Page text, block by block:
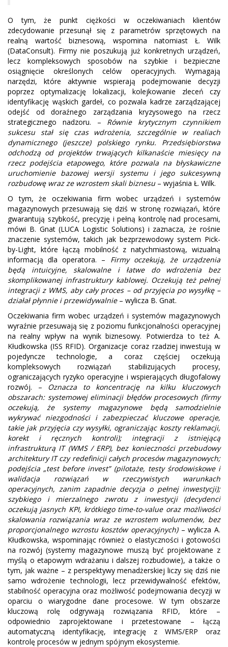
O tym, że punkt ciężkości w oczekiwaniach klientów
zdecydowanie przesunął się z parametrów sprzętowych na
realną wartość biznesową, wspomina natomiast Ł. Wilk
(DataConsult). Firmy nie poszukują już konkretnych urządzeń,
lecz kompleksowych sposobów na szybkie i bezpieczne
osiągnięcie określonych celów operacyjnych. Wymagają
narzędzi, które aktywnie wspierają podejmowanie decyzji
poprzez optymalizację lokalizacji, kolejkowanie zleceń czy
identyfikację wąskich gardeł, co pozwala kadrze zarządzającej
odejść od doraźnego zarządzania kryzysowego na rzecz
strategicznego nadzoru. – Równie krytycznym czynnikiem
sukcesu stał się czas wdrożenia, szczególnie w realiach
dynamicznego (jeszcze) polskiego rynku. Przedsiębiorstwa
odchodzą od projektów trwających kilkanaście miesięcy na
rzecz podejścia etapowego, które pozwala na błyskawiczne
uruchomienie bazowej wersji systemu i jego sukcesywną
rozbudowę wraz ze wzrostem skali biznesu– wyjaśnia Ł. Wilk.
O tym, że oczekiwania firm wobec urządzeń i systemów
magazynowych przesuwają się dziś w stronę rozwiązań, które
gwarantują szybkość, precyzję i pełną kontrolę nad procesami,
mówi B. Gnat (LUCA Logistic Solutions) i zaznacza, że rośnie
znaczenie systemów, takich jak bezprzewodowy system Pick-
by-Light, które łączą mobilność z natychmiastową, wizualną
informacją dla operatora. – Firmy oczekują, że urządzenia
będą intuicyjne, skalowalne i łatwe do wdrożenia bez
skomplikowanej infrastruktury kablowej. Oczekują też pełnej
integracji z WMS, aby cały proces – od przyjęcia po wysyłkę –
działał płynnie i przewidywalnie – wylicza B. Gnat.
Oczekiwania firm wobec urządzeń i systemów magazynowych
wyraźnie przesuwają się z poziomu funkcjonalności operacyjnej
na realny wpływ na wynik biznesowy. Potwierdza to też A.
Kłudkowska (ISS RFID). Organizacje coraz rzadziej inwestują w
pojedyncze technologie, a coraz częściej oczekują
kompleksowych rozwiązań stabilizujących procesy,
ograniczających ryzyko operacyjne i wspierających długofalowy
rozwój. – Oznacza to koncentrację na kilku kluczowych
obszarach: systemowej eliminacji błędów procesowych (firmy
oczekują, że systemy magazynowe będą samodzielnie
wykrywać niezgodności i zabezpieczać kluczowe operacje,
takie jak przyjęcia czy wysyłki, ograniczając koszty reklamacji,
korekt i ręcznych kontroli); integracji z istniejącą
infrastrukturą IT (WMS / ERP), bez konieczności przebudowy
architektury IT czy redefinicji całych procesów magazynowych;
podejścia „test before invest” (pilotaże, testy środowiskowe i
walidacja rozwiązań w rzeczywistych warunkach
operacyjnych, zanim zapadnie decyzja o pełnej inwestycji);
szybkiego i mierzalnego zwrotu z inwestycji (decydenci
oczekują jasnych KPI, krótkiego time-to-value oraz możliwości
skalowania rozwiązania wraz ze wzrostem wolumenów, bez
proporcjonalnego wzrostu kosztów operacyjnych) – wylicza A.
Kłudkowska, wspominając również o elastyczności i gotowości
na rozwój (systemy magazynowe muszą być projektowane z
myślą o etapowym wdrażaniu i dalszej rozbudowie), a także o
tym, jak ważne – z perspektywy menadżerskiej liczy się dziś nie
samo wdrożenie technologii, lecz przewidywalność efektów,
stabilność operacyjna oraz możliwość podejmowania decyzji w
oparciu o wiarygodne dane procesowe. W tym obszarze
kluczową rolę odgrywają rozwiązania RFID, które –
odpowiednio zaprojektowane i przetestowane – łączą
automatyczną identyfikację, integrację z WMS/ERP oraz
kontrolę procesów w jednym spójnym ekosystemie.